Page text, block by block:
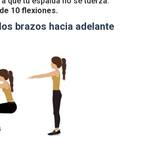
10 flexiones.
brazos hacia adelante